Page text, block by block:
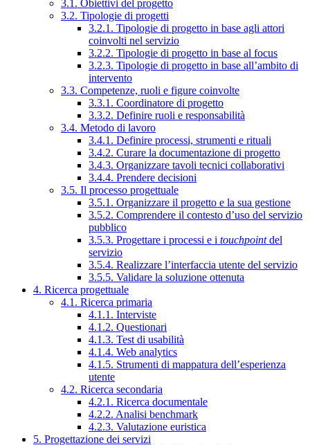
3.1. Obiettivi del progetto
3.2. Tipologie di progetti
3.2.1. Tipologie di progetto in base agli attori
coinvolti nel servizio
3.2.2. Tipologie di progetto in base al focus
3.2.3. Tipologie di progetto in base all’ambito di
intervento
3.3. Competenze, ruoli e figure coinvolte
3.3.1. Coordinatore di progetto
3.3.2. Definire ruoli e responsabilità
3.4. Metodo di lavoro
3.4.1. Definire processi, strumenti e rituali
3.4.2. Curare la documentazione di progetto
3.4.3. Organizzare tavoli tecnici collaborativi
3.4.4. Prendere decisioni
3.5. Il processo progettuale
3.5.1. Organizzare il progetto e la sua gestione
3.5.2. Comprendere il contesto d’uso del servizio
pubblico
3.5.3. Progettare i processi e i touchpointdel
servizio
3.5.4. Realizzare l’interfaccia utente del servizio
3.5.5. Validare la soluzione ottenuta
4. Ricerca progettuale
4.1. Ricerca primaria
4.1.1. Interviste
4.1.2. Questionari
4.1.3. Test di usabilità
4.1.4. Web analytics
4.1.5. Strumenti di mappatura dell’esperienza
utente
4.2. Ricerca secondaria
4.2.1. Ricerca documentale
4.2.2. Analisi benchmark
4.2.3. Valutazione euristica
5. Progettazione dei servizi